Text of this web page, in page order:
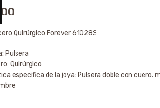
Quirúrgico Forever 61028S
Pulsera
Quirúrgico
específica de la joya: Pulsera doble con cuero,